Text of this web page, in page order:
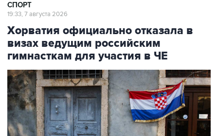
СПОРТ
19:33, 7 августа 2026
Хорватия официально отказала в
визах ведущим российским
гимнасткам для участия в ЧЕ